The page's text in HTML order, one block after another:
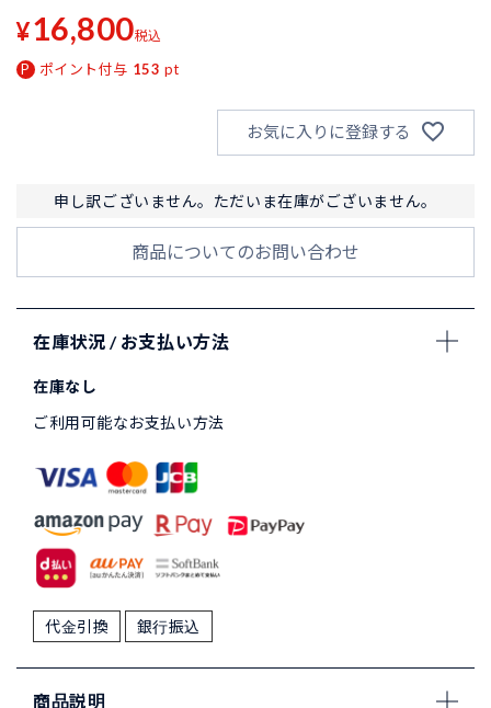
¥16,800税込
ポイント付与 153 pt
お気に入りに登録する
申し訳ございません。ただいま在庫がございません。
商品についてのお問い合わせ
在庫状況 / お支払い方法
在庫なし
ご利用可能なお支払い方法
代金引換 銀行振込
商品説明